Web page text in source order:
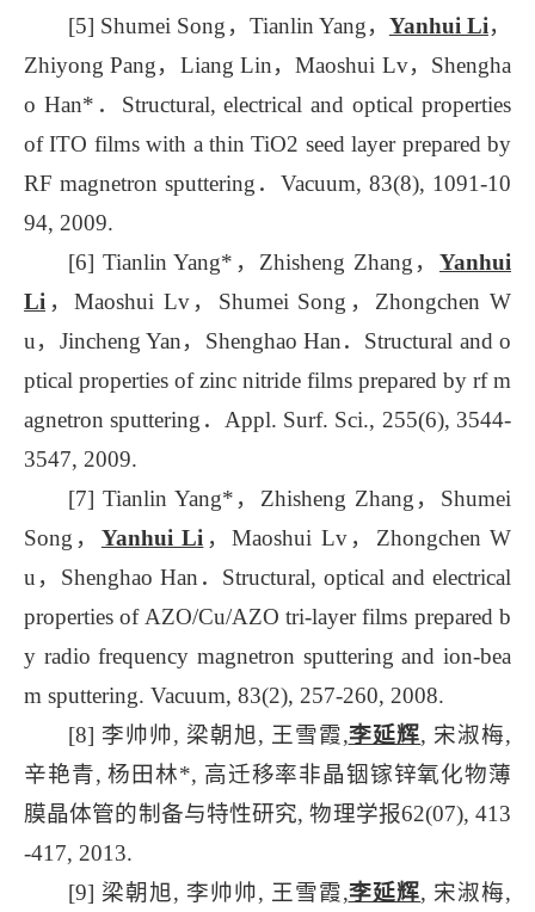
[5] Shumei Song，Tianlin Yang， Yanhui Li，
Zhiyong Pang，Liang Lin，Maoshui Lv，Shengha
o Han*．Structural, electrical and optical properties
of ITO films with a thin TiO2 seed layer prepared by
RF magnetron sputtering．Vacuum, 83(8), 1091-10
94, 2009.
[6] Tianlin Yang*，Zhisheng Zhang， Yanhui
Li ，Maoshui Lv，Shumei Song，Zhongchen W
u，Jincheng Yan，Shenghao Han．Structural and o
ptical properties of zinc nitride films prepared by rf m
agnetron sputtering．Appl. Surf. Sci., 255(6), 3544-
3547, 2009.
[7] Tianlin Yang*，Zhisheng Zhang，Shumei
Song， Yanhui Li ，Maoshui Lv，Zhongchen W
u，Shenghao Han．Structural, optical and electrical
properties of AZO/Cu/AZO tri-layer films prepared b
y radio frequency magnetron sputtering and ion-bea
m sputtering. Vacuum, 83(2), 257-260, 2008.
[8] 李帅帅, 梁朝旭, 王雪霞,李延辉, 宋淑梅,
辛艳青, 杨田林*, 高迁移率非晶铟镓锌氧化物薄
膜晶体管的制备与特性研究, 物理学报62(07), 413
-417, 2013.
[9] 梁朝旭, 李帅帅, 王雪霞,李延辉, 宋淑梅,